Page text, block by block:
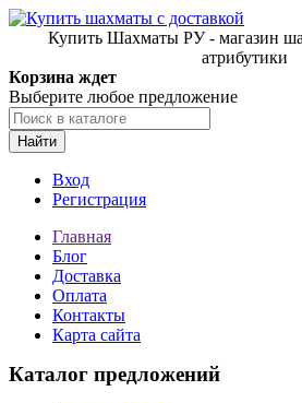
Купить Шахматы РУ - магазин
атрибутики
Корзина ждет
Выберите любое предложение
Найти
Вход
Регистрация
Главная
Блог
Доставка
Оплата
Контакты
Карта сайта
Каталог предложений